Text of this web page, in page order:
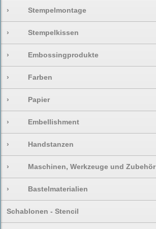
› Stempelmontage
› Stempelkissen
› Embossingprodukte
› Farben
› Papier
› Embellishment
› Handstanzen
› Maschinen, Werkzeuge und Zubehör
› Bastelmaterialien
Schablonen - Stencil